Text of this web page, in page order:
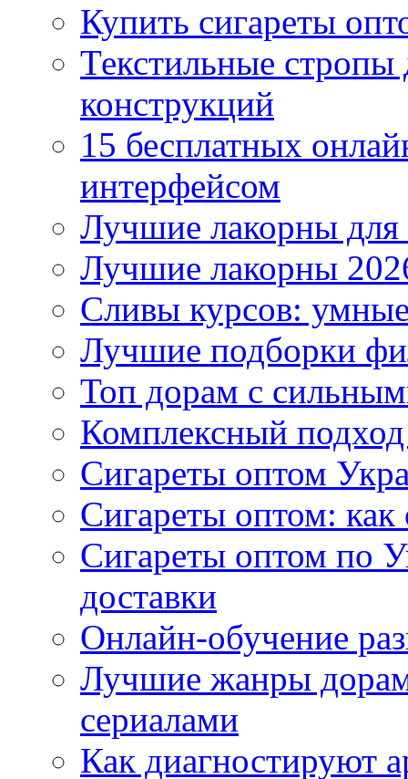
Купить сигареты
Текстильные
конструкций
15 бесплатных
интерфейсом
Лучшие лакорны для
Лучшие лакорны
Сливы курсов:
Лучшие подборки
Топ дорам с
Комплексный
Сигареты оптом
Сигареты оптом: как
Сигареты оптом по
доставки
Онлайн-обучение
Лучшие жанры дорам
сериалами
Как диагностируют